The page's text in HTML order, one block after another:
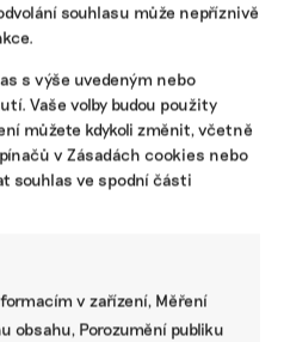
souhlasu může nepříznivě
s výše uvedeným nebo
Vaše volby budou použity
můžete kdykoli změnit, včetně
v Zásadách cookies nebo
souhlas ve spodní části
v zařízení, Měření
obsahu, Porozumění publiku